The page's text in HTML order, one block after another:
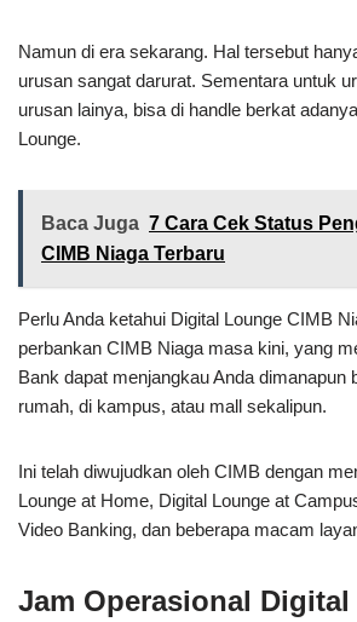
Namun di era sekarang. Hal tersebut
urusan sangat darurat. Sementara untuk
urusan lainya, bisa di handle berkat
Lounge.
Baca Juga 7 Cara Cek Status
CIMB Niaga Terbaru
Perlu Anda ketahui Digital Lounge CIMB
perbankan CIMB Niaga masa kini, yang
Bank dapat menjangkau Anda dimanapun
rumah, di kampus, atau mall sekalipun.
Ini telah diwujudkan oleh CIMB dengan
Lounge at Home, Digital Lounge at
Video Banking, dan beberapa macam
Jam Operasional